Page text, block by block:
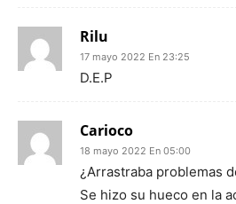
Rilu
17 mayo 2022 En 23:25
D.E.P
Carioco
18 mayo 2022 En 05:00
¿Arrastraba problemas
Se hizo su hueco en la